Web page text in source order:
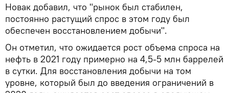
Новак добавил, что "рынок был стабилен,
постоянно растущий спрос в этом году был
обеспечен восстановлением добычи".
Он отметил, что ожидается рост объема спроса на
нефть в 2021 году примерно на 4,5-5 млн баррелей
в сутки. Для восстановления добычи на том
уровне, который был до введения ограничений в